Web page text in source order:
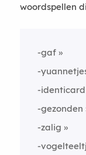
woordspellen
-gaf
-
-
-gezonden
-zalig
-